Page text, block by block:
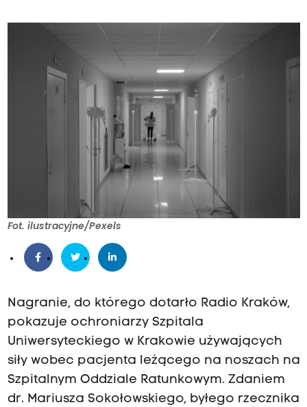
Fot. ilustracyjne/Pexels
Nagranie, do którego dotarło Radio Kraków,
pokazuje ochroniarzy Szpitala
Uniwersyteckiego w Krakowie używających
siły wobec pacjenta leżącego na noszach na
Szpitalnym Oddziale Ratunkowym. Zdaniem
dr. Mariusza Sokołowskiego, byłego rzecznika